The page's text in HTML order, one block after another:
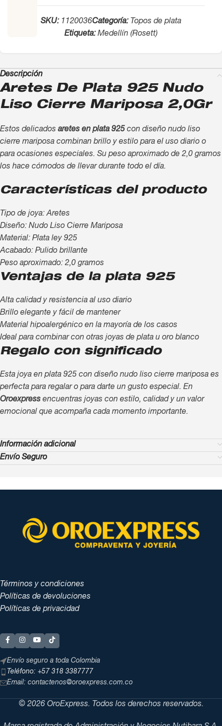
SKU: 1120036Categoría: Topos de plata
Etiqueta: Medellín (Rosett)
Descripción
Aretes De Plata 925 Nudo
Liso Cierre Mariposa 2,0Gr
Estos delicados aretes en plata 925 con diseño nudo liso
cierre mariposa combinan brillo y estilo para el uso diario o
para ocasiones especiales. Su peso aproximado de 2,0 gramos
los hace cómodos de llevar durante todo el día.
Características del producto
Tipo de joya: Aretes
Diseño: Nudo Liso Cierre Mariposa
Material: Plata ley 925
Acabado: Pulido brillante
Peso aproximado: 2,0 gramos
Ventajas de la plata 925
Alta calidad y resistencia al uso diario
Brillo elegante y fácil de mantener
Material hipoalergénico en la mayoría de los casos
Ideal para combinar con otras joyas de plata u oro blanco
Regalo con significado
Esta joya en plata 925 con diseño nudo liso cierre mariposa es
perfecta para regalar o para darte un gusto especial. En
Oroexpress encuentras joyas con estilo, calidad y un valor
emocional que acompaña cada momento importante.
Información adicional
Envío Seguro
Términos y condiciones
Políticas de devoluciones
Políticas de privacidad
Envío seguro a toda Colombia
Teléfono: +57 318 3387777
Email: contactenos@oroexpress.com.co
© 2026 OroExpress. Todos los derechos reservados.